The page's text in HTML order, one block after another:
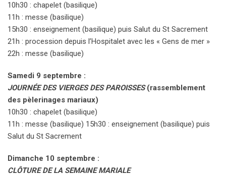
10h30 : chapelet (basilique)
11h : messe (basilique)
15h30 : enseignement (basilique) puis Salut du St Sacrement
21h : procession depuis l’Hospitalet avec les « Gens de mer »
22h : messe (basilique)
Samedi 9 septembre :
JOURNÉE DES VIERGES DES PAROISSES(rassemblement
des pèlerinages mariaux)
10h30 : chapelet (basilique)
11h : messe (basilique) 15h30 : enseignement (basilique) puis
Salut du St Sacrement
Dimanche 10 septembre :
CLÔTURE DE LA SEMAINE MARIALE